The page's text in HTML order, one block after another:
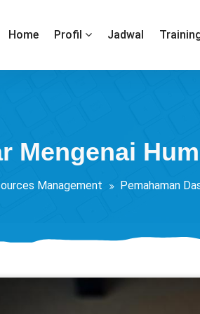
Home Profil Jadwal
Mengenai
Management Pemahaman